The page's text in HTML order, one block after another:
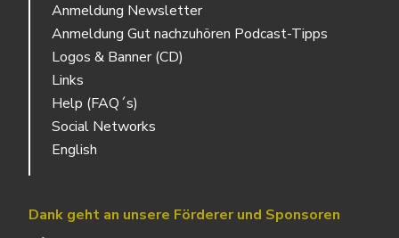
Anmeldung Newsletter
Anmeldung Gut nachzuhören Podcast-Tipps
Logos & Banner (CD)
Links
Help (FAQ´s)
Social Networks
English
Dank geht an unsere Förderer und Sponsoren